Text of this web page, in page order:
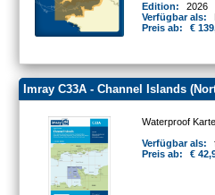
Edition:
2026
Verfügbar als:
Preis ab:
€
Imray C33A - Channel Islands
Waterproof
Verfügbar als:
Preis ab:
€